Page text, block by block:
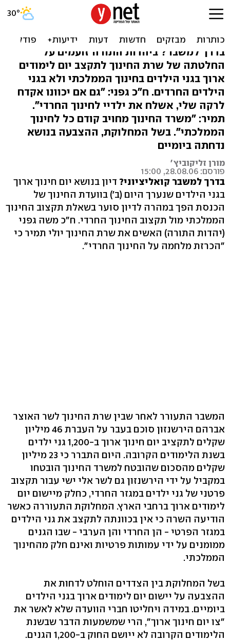
גפני: תמיר הכריזה מלחמה על
החינוך החרדי
בדרך למשבר? ביהדות התורה זועמים על
החלטתה של שרת החינוך לתקצב יום לימודים
ארוך בגני הילדים בחינוך הממלכתי ולא בגני
הילדים החרדים. ח"כ גפני: "גם אם יכוונו אקדח
לרקה שלי, אשלח את ילדיי לחינוך החרדי".
תמיר: "משרד החינוך מחויב קודם כל לחינוך
הממלכתי". בשל המחלוקת, ההצבעה בנושא
נדחתה ביומיים
מורן זליקוביץ'
פורסם: 28.08.06, 15:00
בדרך למשבר קואליציוני? דיון בנושא יום חינוך ארוך
בגני הילדים שנערך היום (ב') בוועדת החינוך של
הכנסת הפך במהרה לדיון סוער בשאלת תקצוב החינוך
הממלכתי מול תקצוב החינוך החרדי. ח"כ משה גפני
(יהדות התורה) האשים את שרת החינוך יולי תמיר כי
"הכרזת מלחמה על החינוך החרדי".
המשבר התעורר לאחר שבין שרת החינוך לשר האוצר
אברהם הירשנזון סוכם בעבר על העברת 46 מיליון
שקלים לתקציב יום חינוך ארוך ב-1,200 גני ילדים
בשנת הלימודים הקרובה. היום התברר כי 23 מיליון
שקלים מהסכום שהובטח למשרד החינוך הובטחו
במקביל על ידי הירשנזון גם לשר אלי ישי עבור תקצוב
פרטני של גני ילדים במגזר החרדי, כחלק מיישום יום
לימודים ארוך ברחבי הארץ. המחלוקת התעוררה כאשר
הודיעה השרה כי אין בכוונתה לתקצב את גני הילדים
במגזר הפרטי - הן החרדי והן הערבי - שבו הגנים
ממומנים על ידי עמותות פרטיות ואינם חלק מהחינוך
הממלכתי.
בשל המחלוקת בין הצדדים הוחלט לדחות את
ההצבעה על יישום יום לימודים ארוך בגני הילדים
ביומיים. במידה ויחליטו חברי הוועדה שלא לאשר את
"צו יום חינוך ארוך", הרי שמשמעות הדבר שבשנת
הלימודים הקרובה לא ייושם החוק ב-1,200 הגנים.